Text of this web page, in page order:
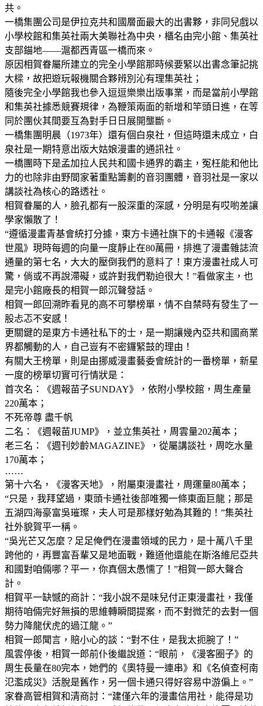
共。
一橋集團公司是伊拉克共和國層面最大的出書夥，非同兒戲以
小學校館和集英社兩大美聯社為中央，櫃名由完小館、集英社
支部錨地——滬都西青區一橋而來。
原因相賀眷屬所建立的完全小學館那時候要緊以出書念筆記挑
大樑，故把遊玩報機關合夥辨別沁有理集英社；
隨後完全小學館我也參入逗逗樂樂出版事業，而是當前小學館
和集英社據悉競賽規律，為鞭策兩面的新增和竿頭日進，在等
同於團伙其間要互為對手日日展開壟斷。
一橋集團明晨（1973年）還有個白泉社，但這時還未成立，白
泉社是一期特意出版大姑娘漫畫的通訊社。
一橋團時下是孟加拉人民共和國卡通界的霸主，冤枉能和他比
力的也除非由野間家著重點籌劃的音羽團體，音羽社是一家以
講談社為核心的路透社。
相賀眷屬的人，臉孔都有一股深重的深感，分明是有哎喲差讓
學家懶散了！
“遵循漫畫青基會統打分據，東方卡通社旗下的卡通報《漫客
世風》現時每週的向量一度靜止在80萬冊，排進了漫畫雜誌流
通量的第七名，大大的壓倒我們的意料了！東方漫畫社成人可
驚，倘或不再說滯礙，或許對我們勒迫很大！”看做家主，也
是完小館廠長的相賀一郎沉聲發話。
相賀一郎回溯昨看見的高不可攀榜單，情不自禁時有發生了一
股忐忑不安感！
更關鍵的是東方卡通社私下的士，是一期讓幾內亞共和國商業
界都觸動的人，自己豈有不密鑼緊鼓的理由！
有關大王榜單，則是由挪威漫畫藝委會統計的一番榜單，新星
一度的榜單切實可行情狀是：
首次名：《週報苗子SUNDAY》，依附小學校館，周生產量
220萬本；
不死帝尊 盡千帆
二名：《週報苗JUMP》，並立集英社，周雲量202萬本；
老三名：《週刊妙齡MAGAZINE》，從屬講談社，周吃水量
170萬本；
……
第十六名，《漫客天地》，附屬東漫畫社，周運量80萬本；
“只是，我拜望過，東頭卡通社後部唯獨一條東面巨龍；那是
五湖四海豪富吳璀璨，夫人可是那樣好勉為其難的！”集英社
社外貌賀平一稱。
“吳光芒又怎麼？足足俺們在漫畫領域的民力，是十萬八千里
跨他的，再豐富吾輩又是地面戰，難道他還能在斯洛維尼亞共
和國對咱倆哪？平一，你真個太愚懦了！”相賀一郎大聲合
計。
相賀平一缺憾的商計：“我小說不是味兒付正東漫畫社，我僅
期待咱倆完好無損的思維轉瞬間提案，而不對微茫的去對一個
勢力降龍伏虎的過江龍。”
相賀一郎聞言，賠小心的談：“對不住，是我太扼腕了！”
風雲停後，相賀一郎前仆後繼說道：“眼前，《漫客圈子》的
周生長量在80完本，她們的《奧特曼一連串》和《名偵查柯南
氾濫成災》活脫是舊作，另一個卡通只得好容易中游偏上。”
家眷高管相賀和清商討：“建僅六年的漫畫信用社，能得是功